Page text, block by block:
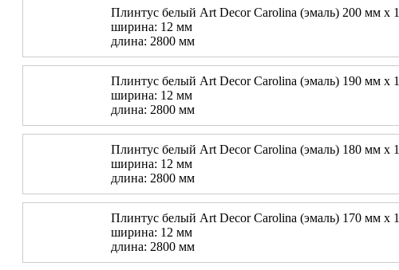
Плинтус белый Art Decor Carolina (эмаль) 200 мм х
ширина: 12 мм
длина: 2800 мм
Плинтус белый Art Decor Carolina (эмаль) 190 мм х
ширина: 12 мм
длина: 2800 мм
Плинтус белый Art Decor Carolina (эмаль) 180 мм х
ширина: 12 мм
длина: 2800 мм
Плинтус белый Art Decor Carolina (эмаль) 170 мм х
ширина: 12 мм
длина: 2800 мм